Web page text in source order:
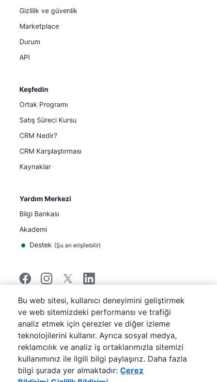
Gizlilik ve güvenlik
Marketplace
Durum
API
Keşfedin
Ortak Programı
Satış Süreci Kursu
CRM Nedir?
CRM Karşılaştırması
Kaynaklar
Yardım Merkezi
Bilgi Bankası
Akademi
Destek (Şu an erişilebilir)
© 2026Pipedrive
Pipedrive
Hizmet Koşulları
Pipedrive
Gizlilik Bildirimi
Site haritası
Çerez Bildirimi
Çerez Tercihleri
Pipedrive Web Tabanlı Bir Satış CRM'idir.
Bu web sitesi, kullanıcı deneyimini geliştirmek
ve web sitemizdeki performansı ve trafiği
analiz etmek için çerezler ve diğer izleme
teknolojilerini kullanır. Ayrıca sosyal medya,
reklamcılık ve analiz iş ortaklarımızla sitemizi
kullanımınız ile ilgili bilgi paylaşırız. Daha fazla
bilgi şurada yer almaktadır: Çerez